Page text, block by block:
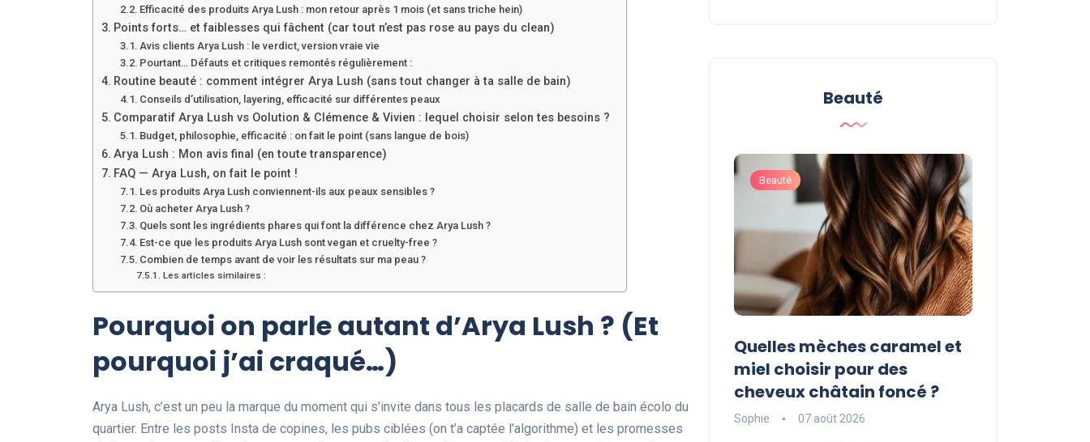
Efficacité des produits Arya Lush : mon retour après 1 mois (et sans triche hein)
Points forts… et faiblesses qui fâchent (car tout n’est pas rose au pays du clean)
Avis clients Arya Lush : le verdict, version vraie vie
Pourtant… Défauts et critiques remontés régulièrement :
Routine beauté : comment intégrer Arya Lush (sans tout changer à ta salle de bain)
Conseils d’utilisation, layering, efficacité sur différentes peaux
Comparatif Arya Lush vs Oolution & Clémence & Vivien : lequel choisir selon tes besoins ?
Budget, philosophie, efficacité : on fait le point (sans langue de bois)
Arya Lush : Mon avis final (en toute transparence)
FAQ — Arya Lush, on fait le point !
Les produits Arya Lush conviennent-ils aux peaux sensibles ?
Où acheter Arya Lush ?
Quels sont les ingrédients phares qui font la différence chez Arya Lush ?
Est-ce que les produits Arya Lush sont vegan et cruelty-free ?
Combien de temps avant de voir les résultats sur ma peau ?
Les articles similaires :
Pourquoi on parle autant d’Arya Lush ? (Et
pourquoi j’ai craqué…)
Arya Lush, c’est un peu la marque du moment qui s’invite dans tous les placards de salle de bain écolo du
quartier. Entre les posts Insta de copines, les pubs ciblées (on t’a captée l’algorithme) et les promesses
Beauté
Quel style de coupe courte
Beauté
Quelles mèches caramel et
miel choisir pour des
cheveux châtain foncé ?
Sophie 07 août 2026